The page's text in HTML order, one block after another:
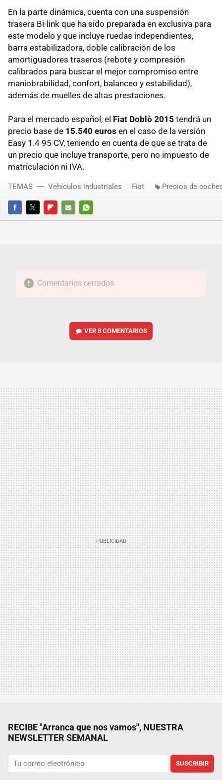
En la parte dinámica, cuenta con una suspensión
trasera Bi-link que ha sido preparada en exclusiva para
este modelo y que incluye ruedas independientes,
barra estabilizadora, doble calibración de los
amortiguadores traseros (rebote y compresión
calibrados para buscar el mejor compromiso entre
maniobrabilidad, confort, balanceo y estabilidad),
además de muelles de altas prestaciones.
Para el mercado español, el Fiat Doblò 2015 tendrá un
precio base de 15.540 euros en el caso de la versión
Easy 1.4 95 CV, teniendo en cuenta de que se trata de
un precio que incluye transporte, pero no impuesto de
matriculación ni IVA.
FACEBOOKTWITTERFLIPBOARD
E-
WHATSAPP
TEMAS Vehículos industriales Fiat Precios de
Comentarios cerrados
VER8 COMENTARIOS
RECIBE "Arranca que nos vamos", NUESTRA
NEWSLETTER SEMANAL
SUSCRIBIR